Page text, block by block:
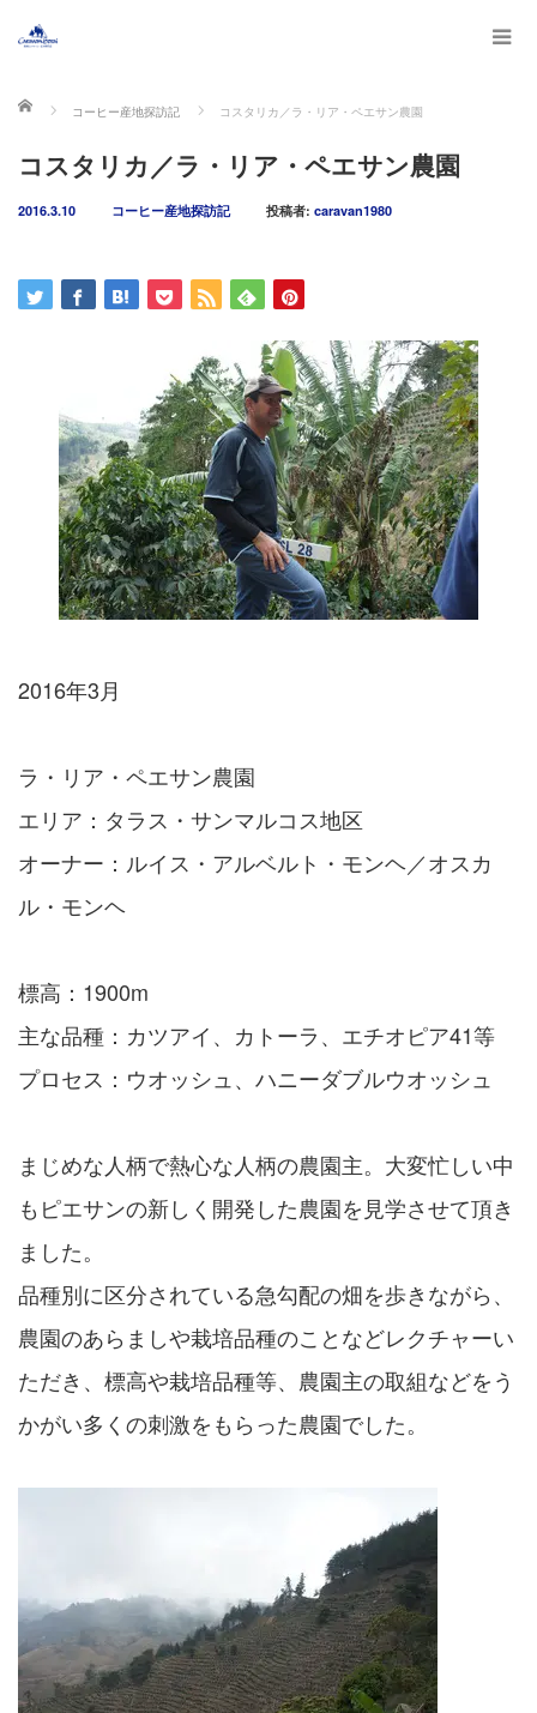
ホーム コーヒー産地探訪記 コスタリカ／ラ・リア・ペエサン農園
コスタリカ／ラ・リア・ペエサン農園
2016.3.10 コーヒー産地探訪記 投稿者: caravan1980
2016年3月
ラ・リア・ペエサン農園
エリア：タラス・サンマルコス地区
オーナー：ルイス・アルベルト・モンヘ／オスカ
ル・モンヘ
標高：1900m
主な品種：カツアイ、カトーラ、エチオピア41等
プロセス：ウオッシュ、ハニーダブルウオッシュ
まじめな人柄で熱心な人柄の農園主。大変忙しい中
もピエサンの新しく開発した農園を見学させて頂き
ました。
品種別に区分されている急勾配の畑を歩きながら、
農園のあらましや栽培品種のことなどレクチャーい
ただき、標高や栽培品種等、農園主の取組などをう
かがい多くの刺激をもらった農園でした。